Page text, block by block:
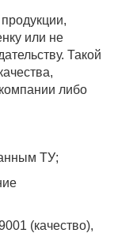
или не
Такой
либо
ТУ;
(качество),